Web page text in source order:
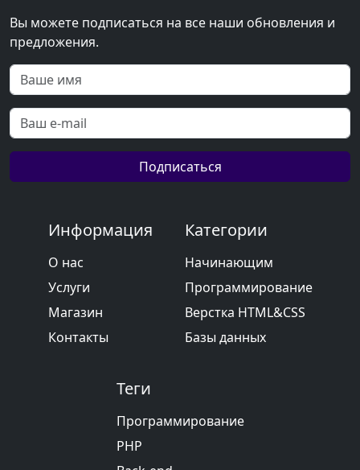
Вы можете подписаться на все наши обновления и
предложения.
Подписаться
Информация
О нас
Услуги
Магазин
Контакты
Категории
Начинающим
Программирование
Верстка HTML&CSS
Базы данных
Теги
Программирование
PHP